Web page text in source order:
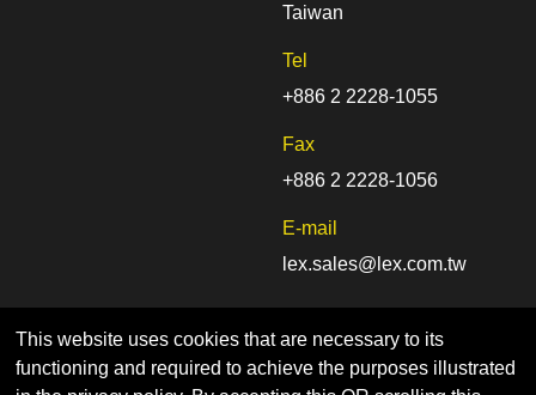
Taiwan
Tel
+886 2 2228-1055
Fax
+886 2 2228-1056
E-mail
lex.sales@lex.com.tw
This website uses cookies that are necessary to its
functioning and required to achieve the purposes illustrated